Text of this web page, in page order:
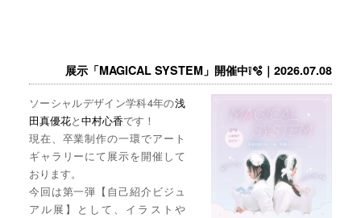
展示「MAGICAL SYSTEM」開催中❕🫧｜2026.07.08
ソーシャルデザイン学科4年の浅
田真優花と中村心香です！
現在、卒業制作の一環でアート
ギャラリーにて展示を開催して
おります。
今回は第一弾【自己紹介ビジュ
アル展】として、イラストや